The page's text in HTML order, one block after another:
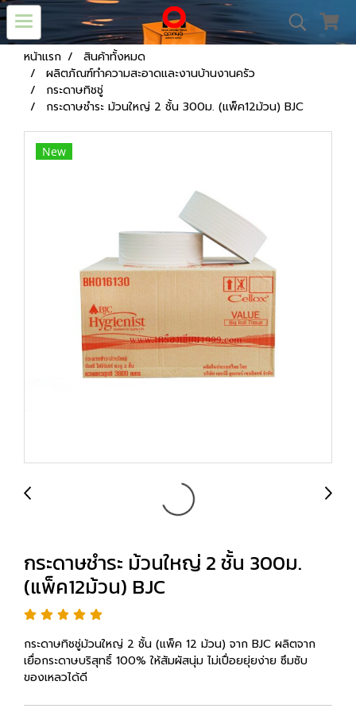
หน้าแรก
สินค้าทั้งหมด
ผลิตภัณฑ์ทำความสะอาดและงานบ้านงานครัว
กระดาษทิชชู่
กระดาษชำระ ม้วนใหญ่ 2 ชั้น 300ม. (แพ็ค12ม้วน) BJC
New
กระดาษชำระ ม้วนใหญ่ 2 ชั้น 300ม.
(แพ็ค12ม้วน) BJC
กระดาษทิชชู่ม้วนใหญ่ 2 ชั้น (แพ็ค 12 ม้วน) จาก BJC ผลิตจาก
เยื่อกระดาษบริสุทธิ์ 100% ให้สัมผัสนุ่ม ไม่เปื่อยยุ่ยง่าย ซึมซับ
ของเหลวได้ดี